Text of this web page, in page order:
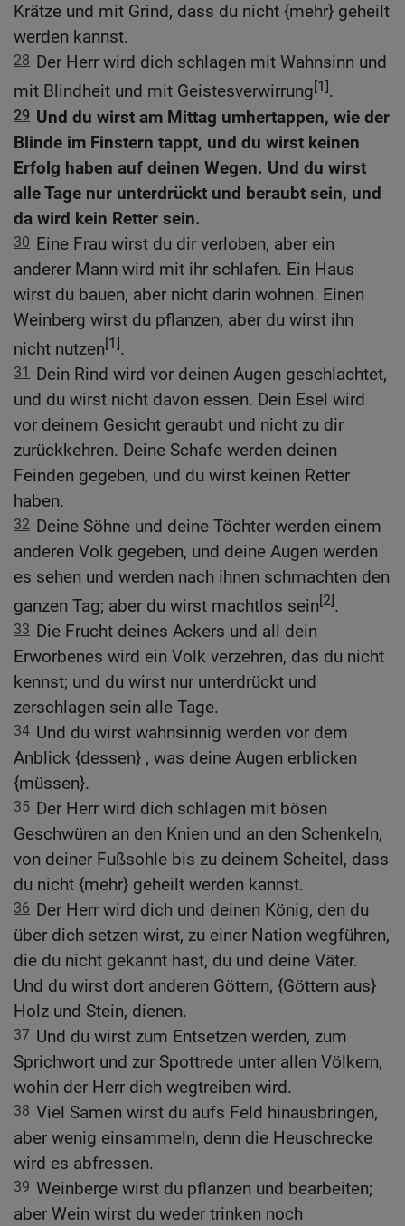
Krätze und mit Grind, dass du nicht {mehr} geheilt
werden kannst.
28 Der Herr wird dich schlagen mit Wahnsinn und
mit Blindheit und mit Geistesverwirrung[1].
29 Und du wirst am Mittag umhertappen, wie der
Blinde im Finstern tappt, und du wirst keinen
Erfolg haben auf deinen Wegen. Und du wirst
alle Tage nur unterdrückt und beraubt sein, und
da wird kein Retter sein.
30 Eine Frau wirst du dir verloben, aber ein
anderer Mann wird mit ihr schlafen. Ein Haus
wirst du bauen, aber nicht darin wohnen. Einen
Weinberg wirst du pflanzen, aber du wirst ihn
nicht nutzen[1].
31 Dein Rind wird vor deinen Augen geschlachtet,
und du wirst nicht davon essen. Dein Esel wird
vor deinem Gesicht geraubt und nicht zu dir
zurückkehren. Deine Schafe werden deinen
Feinden gegeben, und du wirst keinen Retter
haben.
32 Deine Söhne und deine Töchter werden einem
anderen Volk gegeben, und deine Augen werden
es sehen und werden nach ihnen schmachten den
ganzen Tag; aber du wirst machtlos sein[2].
33 Die Frucht deines Ackers und all dein
Erworbenes wird ein Volk verzehren, das du nicht
kennst; und du wirst nur unterdrückt und
zerschlagen sein alle Tage.
34 Und du wirst wahnsinnig werden vor dem
Anblick {dessen} , was deine Augen erblicken
{müssen}.
35 Der Herr wird dich schlagen mit bösen
Geschwüren an den Knien und an den Schenkeln,
von deiner Fußsohle bis zu deinem Scheitel, dass
du nicht {mehr} geheilt werden kannst.
36 Der Herr wird dich und deinen König, den du
über dich setzen wirst, zu einer Nation wegführen,
die du nicht gekannt hast, du und deine Väter.
Und du wirst dort anderen Göttern, {Göttern aus}
Holz und Stein, dienen.
37 Und du wirst zum Entsetzen werden, zum
Sprichwort und zur Spottrede unter allen Völkern,
wohin der Herr dich wegtreiben wird.
38 Viel Samen wirst du aufs Feld hinausbringen,
aber wenig einsammeln, denn die Heuschrecke
wird es abfressen.
39 Weinberge wirst du pflanzen und bearbeiten;
aber Wein wirst du weder trinken noch